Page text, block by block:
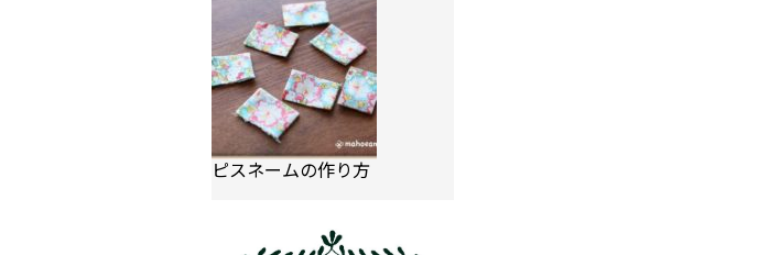
ピスネームの作り方